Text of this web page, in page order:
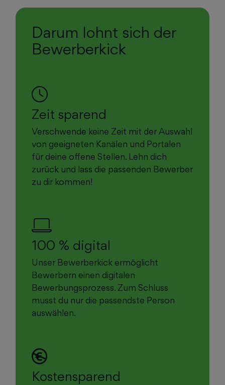
Darum lohnt sich der
Bewerberkick
Zeit sparend
Verschwende keine Zeit mit der Auswahl
von geeigneten Kanälen und Portalen
für deine offene Stellen. Lehn dich
zurück und lass die passenden Bewerber
zu dir kommen!
100 % digital
Unser Bewerberkick ermöglicht
Bewerbern einen digitalen
Bewerbungsprozess. Zum Schluss
musst du nur die passendste Person
auswählen.
Kostensparend